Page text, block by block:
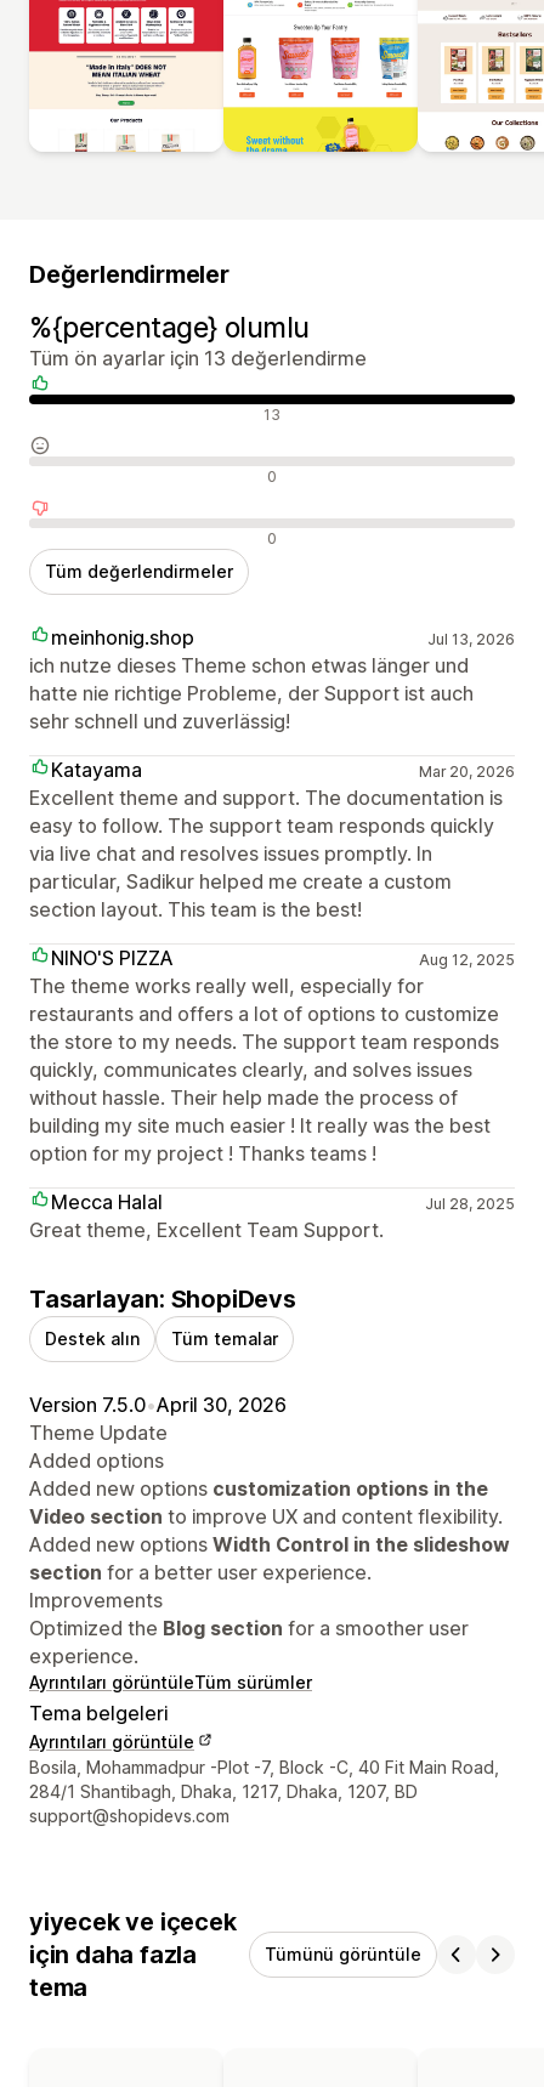
Değerlendirmeler
%{percentage} olumlu
Tüm ön ayarlar için 13 değerlendirme
Olumlu değerlendirmeler 13
Nötr değerlendirmeler 0
Olumsuz değerlendirmeler 0
Tüm değerlendirmeler
meinhonig.shop Jul 13, 2026
ich nutze dieses Theme schon etwas länger und
hatte nie richtige Probleme, der Support ist auch
sehr schnell und zuverlässig!
Katayama
Mar 20, 2026
Excellent theme and support. The documentation is
easy to follow. The support team responds quickly
via live chat and resolves issues promptly. In
particular, Sadikur helped me create a custom
section layout. This team is the best!
NINO'S PIZZA
Aug 12, 2025
The theme works really well, especially for
restaurants and offers a lot of options to customize
the store to my needs. The support team responds
quickly, communicates clearly, and solves issues
without hassle. Their help made the process of
building my site much easier ! It really was the best
option for my project ! Thanks teams !
Mecca Halal
Jul 28, 2025
Great theme, Excellent Team Support.
Tasarlayan: ShopiDevs
Destek alın Tüm temalar
Version 7.5.0•April 30, 2026
Theme Update
Added options
Added new options customization options in the
Video section to improve UX and content flexibility.
Added new options Width Control in the slideshow
section for a better user experience.
Improvements
Optimized the Blog section for a smoother user
experience.
Ayrıntıları görüntüleTüm sürümler
Tema belgeleri
Ayrıntıları görüntüle
Tasarımcı iletişim bilgileri
Bosila, Mohammadpur -Plot -7, Block -C, 40 Fit Main Road,
284/1 Shantibagh, Dhaka, 1217, Dhaka, 1207, BD
support@shopidevs.com
yiyecek ve içecek
için daha fazla
tema
Tümünü görüntüle